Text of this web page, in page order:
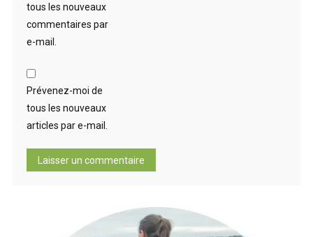
tous les nouveaux
commentaires par
e-mail.
Prévenez-moi de
tous les nouveaux
articles par e-mail.